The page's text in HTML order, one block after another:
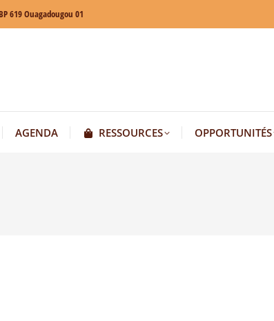
619 Ouagadougou 01
AGENDA RESSOURCES OPPORTUNITÉS
AGENDA